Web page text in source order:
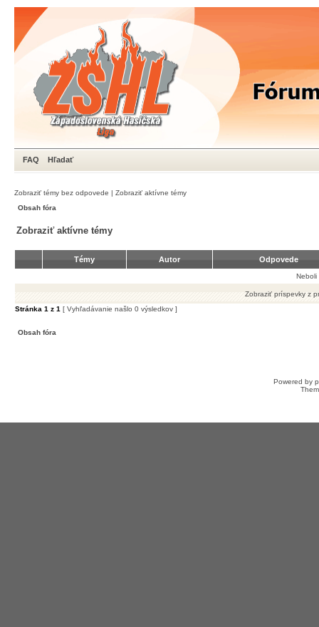
FAQ Hľadať
Zobraziť témy bez odpovede | Zobraziť aktívne témy
Obsah fóra
Zobraziť aktívne témy
Témy Autor Odpovede
Neboli
Zobraziť príspevky z
Stránka 1 z 1 [ Vyhľadávanie našlo 0 výsledkov ]
Obsah fóra
Powered by